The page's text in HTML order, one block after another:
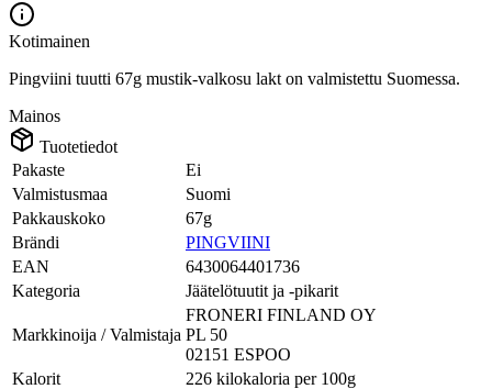
Kotimainen
Pingviini tuutti 67g mustik-valkosu lakt on valmistettu Suomessa.
Mainos
Tuotetiedot
Pakaste
Ei
Valmistusmaa
Suomi
Pakkauskoko
67g
Brändi
PINGVIINI
EAN
6430064401736
Kategoria
Jäätelötuutit ja -pikarit
Markkinoija / Valmistaja
FRONERI FINLAND OY
PL 50
02151 ESPOO
Kalorit
226 kilokaloria per 100g